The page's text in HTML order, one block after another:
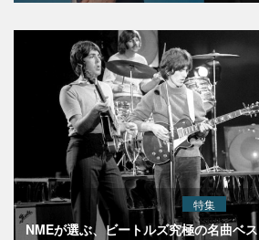
特集
NMEが選ぶ、ビートルズ究極の名曲ベ